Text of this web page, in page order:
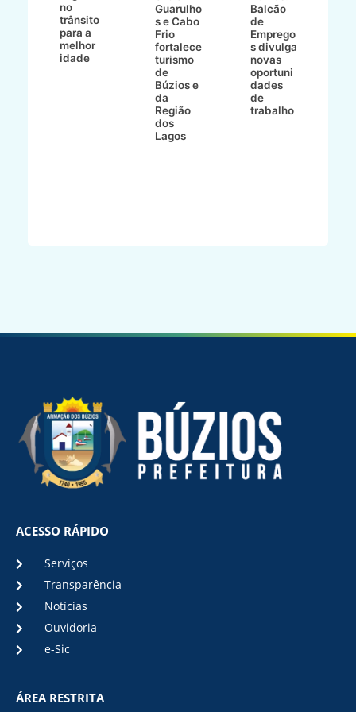
no
trânsito
para a
melhor
idade
Guarulho
s e Cabo
Frio
fortalece
turismo
de
Búzios e
da
Região
dos
Lagos
Balcão
de
Emprego
s divulga
novas
oportuni
dades
de
trabalho
ACESSO RÁPIDO
Serviços
Transparência
Notícias
Ouvidoria
e-Sic
ÁREA RESTRITA